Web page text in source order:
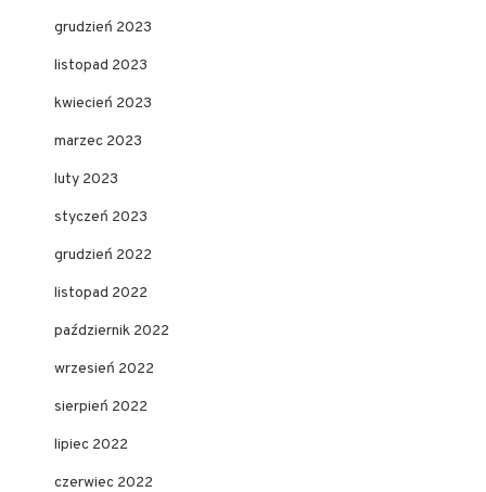
grudzień 2023
listopad 2023
kwiecień 2023
marzec 2023
luty 2023
styczeń 2023
grudzień 2022
listopad 2022
październik 2022
wrzesień 2022
sierpień 2022
lipiec 2022
czerwiec 2022